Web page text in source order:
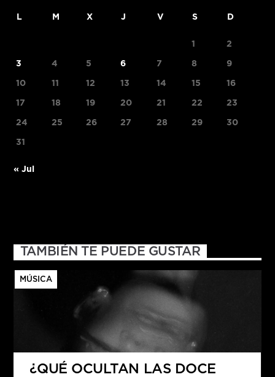
L M X J V S D
1 2
3 4 5 6 7 8 9
10 11 12 13 14 15 16
17 18 19 20 21 22 23
24 25 26 27 28 29 30
31
« Jul
TAMBIÉN TE PUEDE GUSTAR
MÚSICA
¿QUÉ OCULTAN LAS DOCE